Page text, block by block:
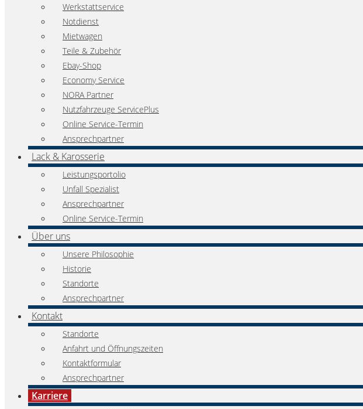
Werkstattservice
Notdienst
Mietwagen
Teile & Zubehör
Ebay-Shop
Economy Service
NORA Partner
Nutzfahrzeuge ServicePlus
Online Service-Termin
Ansprechpartner
Lack & Karosserie
Leistungsportolio
Unfall Spezialist
Ansprechpartner
Online Service-Termin
Über uns
Unsere Philosophie
Historie
Standorte
Ansprechpartner
Kontakt
Standorte
Anfahrt und Öffnungszeiten
Kontaktformular
Ansprechpartner
Karriere